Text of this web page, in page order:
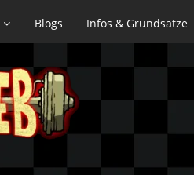
Blogs Infos & Grundsätze